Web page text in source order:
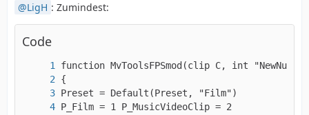
LigH : Zumindest:
Code